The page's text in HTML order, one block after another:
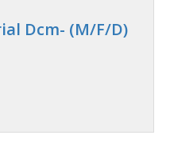
Dcm- (M/F/D)